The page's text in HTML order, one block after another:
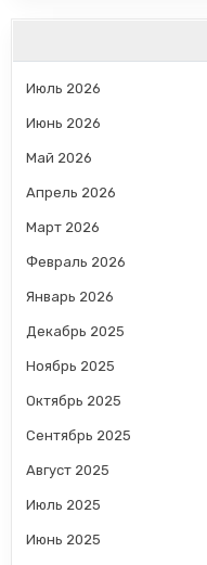
Июль 2026
Июнь 2026
Май 2026
Апрель 2026
Март 2026
Февраль 2026
Январь 2026
Декабрь 2025
Ноябрь 2025
Октябрь 2025
Сентябрь 2025
Август 2025
Июль 2025
Июнь 2025